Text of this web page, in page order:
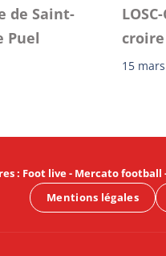
de Saint-
Puel
15
: Foot live- Mercato football
Mentions légales